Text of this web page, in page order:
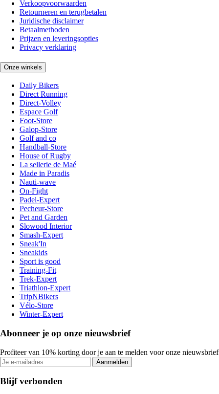
Verkoopvoorwaarden
Retourneren en terugbetalen
Juridische disclaimer
Betaalmethoden
Prijzen en leveringsopties
Privacy verklaring
Onze winkels
Daily Bikers
Direct Running
Direct-Volley
Espace Golf
Foot-Store
Galop-Store
Golf and co
Handball-Store
House of Rugby
La sellerie de Maé
Made in Paradis
Nauti-wave
On-Fight
Padel-Expert
Pecheur-Store
Pet and Garden
Slowood Interior
Smash-Expert
Sneak'In
Sneakids
Sport is good
Training-Fit
Trek-Expert
Triathlon-Expert
TripNBikers
Vélo-Store
Winter-Expert
Abonneer je op onze nieuwsbrief
Profiteer van 10% korting door je aan te melden voor onze nieuwsbrief
Aanmelden
Blijf verbonden